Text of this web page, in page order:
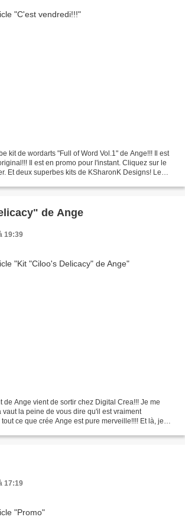
kit de wordarts "Full of Word Vol.1" de Ange!!! Il est
Il est en promo pour l'instant. Cliquez sur le
Et deux superbes kits de KSharonK Designs! Le
de Ange
19:39
de Ange vient de sortir chez Digital Crea!!! Je me
la peine de vous dire qu'il est vraiment
ce que crée Ange est pure merveille!!!! Et là, je
17:19